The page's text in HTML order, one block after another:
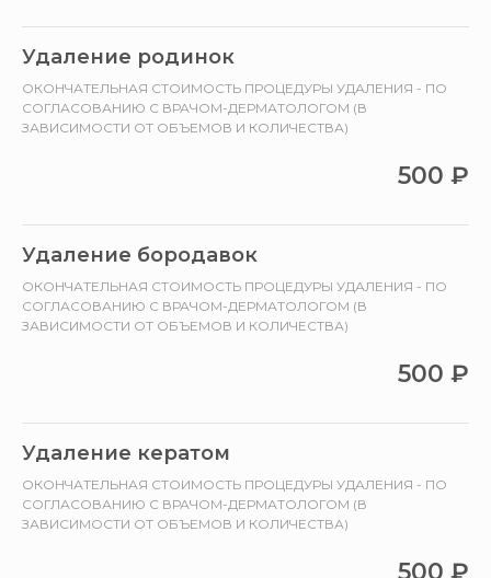
Удаление родинок
ОКОНЧАТЕЛЬНАЯ СТОИМОСТЬ ПРОЦЕДУРЫ УДАЛЕНИЯ - ПО
СОГЛАСОВАНИЮ С ВРАЧОМ-ДЕРМАТОЛОГОМ (В
ЗАВИСИМОСТИ ОТ ОБЪЕМОВ И КОЛИЧЕСТВА)
500 ₽
Удаление бородавок
ОКОНЧАТЕЛЬНАЯ СТОИМОСТЬ ПРОЦЕДУРЫ УДАЛЕНИЯ - ПО
СОГЛАСОВАНИЮ С ВРАЧОМ-ДЕРМАТОЛОГОМ (В
ЗАВИСИМОСТИ ОТ ОБЪЕМОВ И КОЛИЧЕСТВА)
500 ₽
Удаление кератом
ОКОНЧАТЕЛЬНАЯ СТОИМОСТЬ ПРОЦЕДУРЫ УДАЛЕНИЯ - ПО
СОГЛАСОВАНИЮ С ВРАЧОМ-ДЕРМАТОЛОГОМ (В
ЗАВИСИМОСТИ ОТ ОБЪЕМОВ И КОЛИЧЕСТВА)